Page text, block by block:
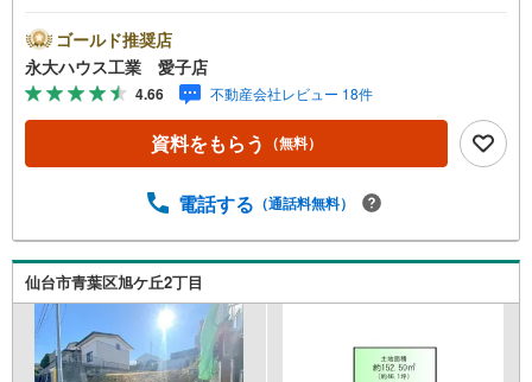
く2つに分けてご紹介！1.＜豊富な不動産知識＞戸建・マン
ション・土地…と種別を問わず不動産を取り扱っておりま
す。さらに教育施設や商業施設、子育て環境や行政などの
地域情報を総合し、お客様により良い物件選びをしていた
だけるよう、しっかりとサポートさせていただきます。2.
＜経験豊富なスタッフ＞当社では【購入】【売却】【引っ
ちろん、ご購入時に気になる住宅ローンや各種税金につい
ッズスペースも完備！お子様連れのご家族皆様で、ぜひお
越しください。営業時間:10:00～18:00（定休日:火・水曜
日 ※店舗により変動あり）現地のご案内も可能ですので、
どうぞお気軽にお問い合わせください！
ゴールド推奨店
永大ハウス工業 愛子店
4.66 不動産会社レビュー 18件
資料をもらう （無料）
電話する （通話料無料）
仙台市青葉区旭ケ丘2丁目